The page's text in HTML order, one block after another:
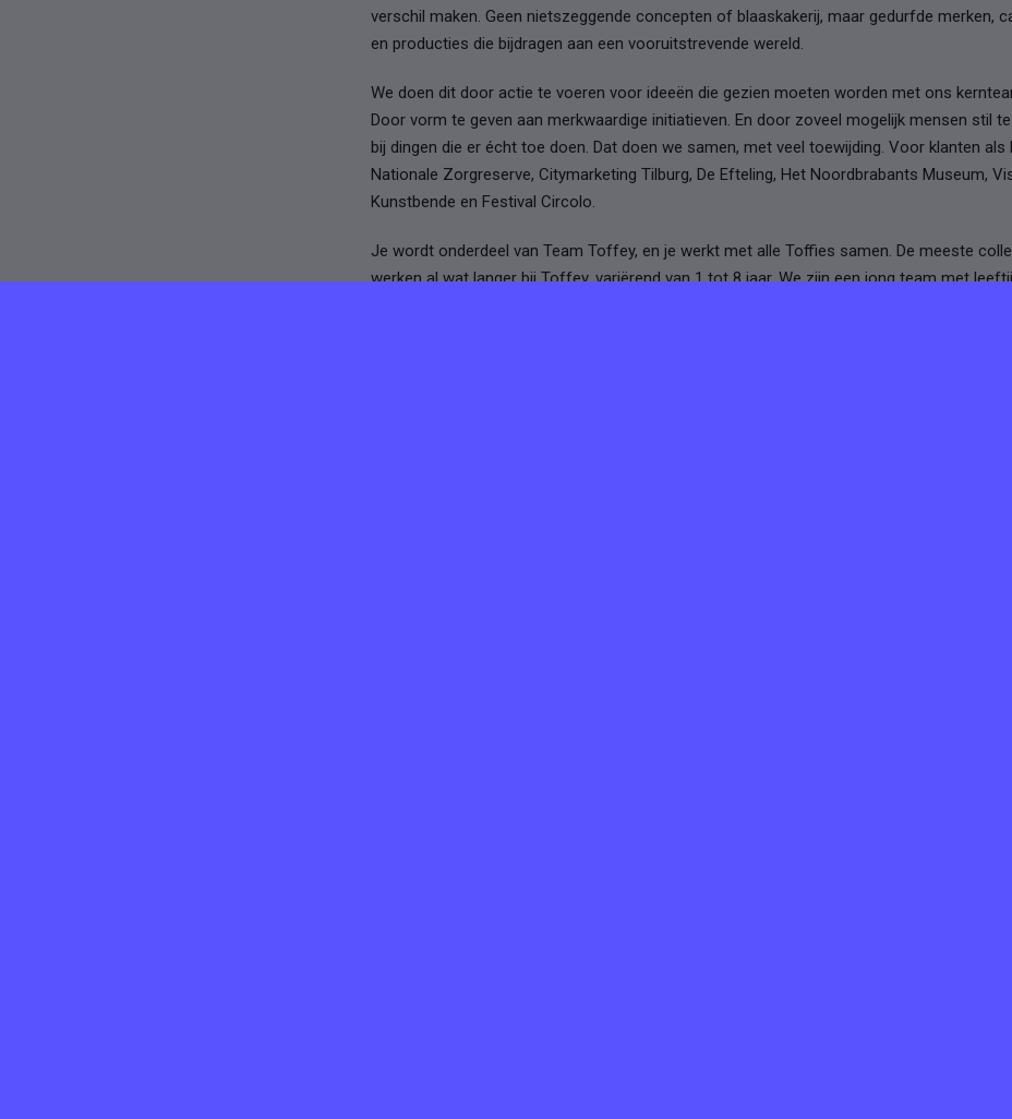
verschil maken. Geen nietszeggende concepten of blaaskakerij, maar gedurfde merken,
en producties die bijdragen aan een vooruitstrevende wereld.
We doen dit door actie te voeren voor ideeën die gezien moeten worden met ons
Door vorm te geven aan merkwaardige initiatieven. En door zoveel mogelijk mensen stil
bij dingen die er écht toe doen. Dat doen we samen, met veel toewijding. Voor klanten als
Nationale Zorgreserve, Citymarketing Tilburg, De Efteling, Het Noordbrabants Museum,
Kunstbende en Festival Circolo.
Je wordt onderdeel van Team Toffey, en je werkt met alle Toffies samen. De meeste
werken al wat langer bij Toffey, variërend van 1 tot 8 jaar. We zijn een jong team met